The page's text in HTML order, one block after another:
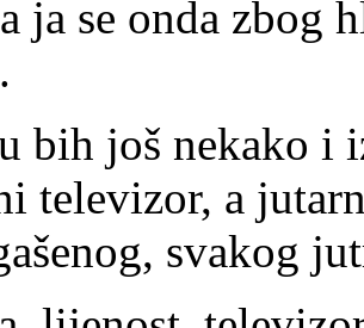
ja se onda zbog
bih još nekako i
televizor, a
svakog